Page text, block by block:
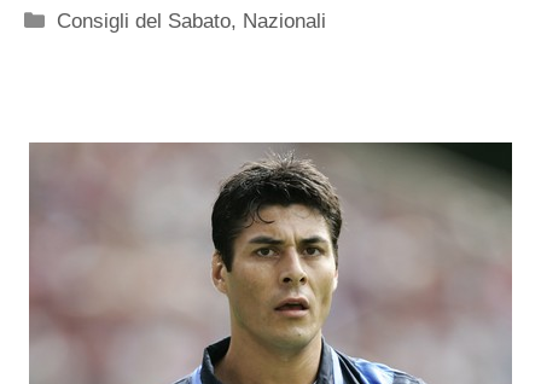
Categorie
Consigli del Sabato, Nazionali